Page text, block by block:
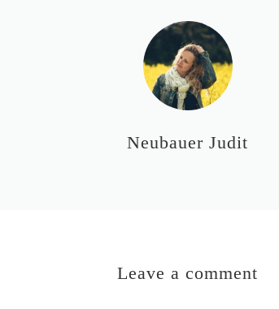
Neubauer Judit
Leave a comment